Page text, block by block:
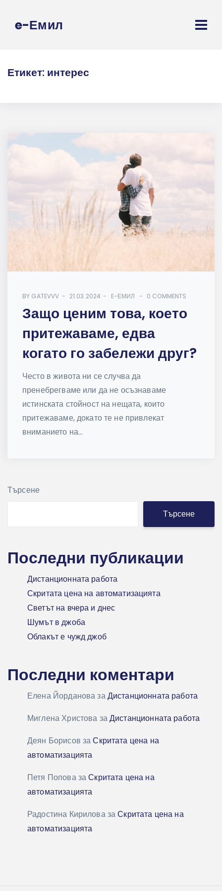
e-Емил
Етикет: интерес
BY GATEVVV 21.03.2024 E-ЕМИЛ 0 COMMENTS
Защо ценим това, което
притежаваме, едва
когато го забележи друг?
Често в живота ни се случва да
пренебрегваме или да не осъзнаваме
истинската стойност на нещата, които
притежаваме, докато те не привлекат
вниманието на...
Търсене
Търсене
Последни публикации
Дистанционната работа
Скритата цена на автоматизацията
Светът на вчера и днес
Шумът в джоба
Облакът е чужд джоб
Последни коментари
Елена ЙордановазаДистанционната работа
Миглена Христова заДистанционната работа
Деян Борисов заСкритата цена на
автоматизацията
Петя ПоповазаСкритата цена на
автоматизацията
Радостина КириловазаСкритата цена на
автоматизацията